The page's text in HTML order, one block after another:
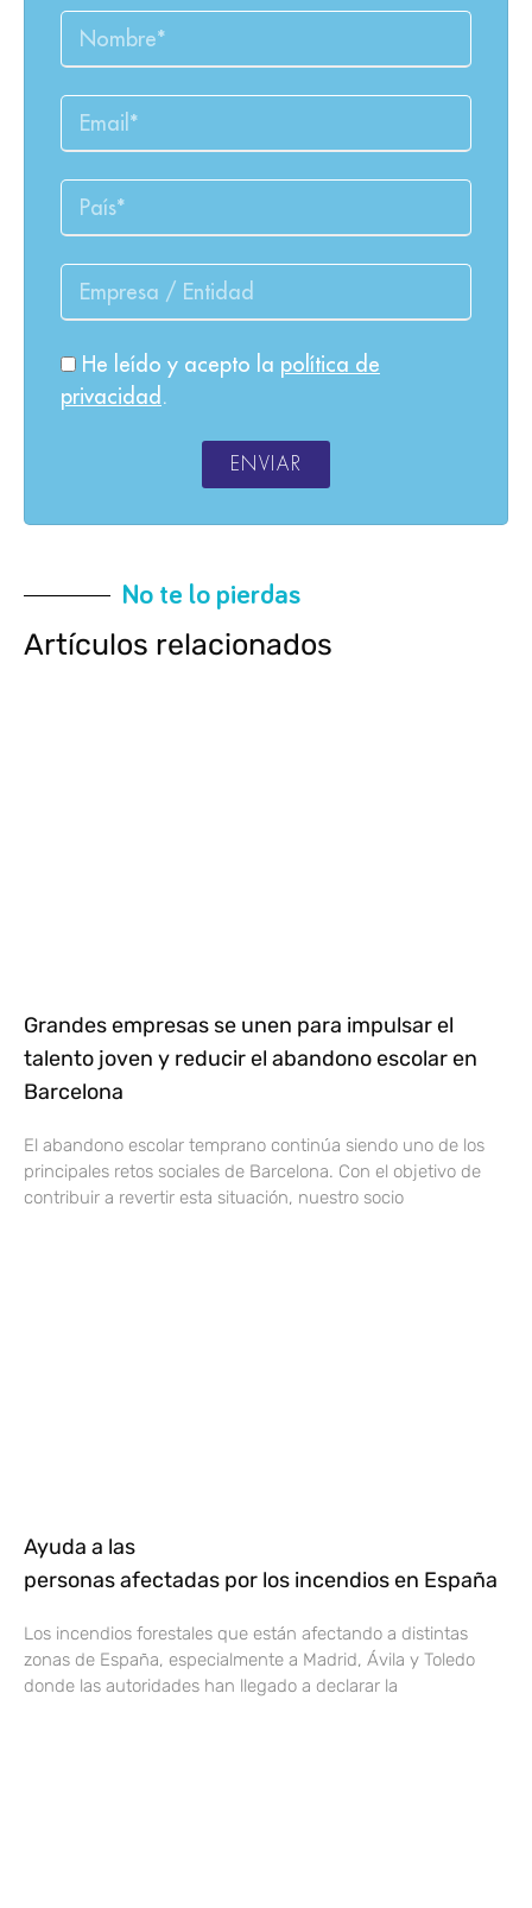
He leído y acepto la política de
privacidad .
ENVIAR
No te lo pierdas
Artículos relacionados
Grandes empresas se unen para impulsar el
talento joven y reducir el abandono escolar en
Barcelona
El abandono escolar temprano continúa siendo uno de los
principales retos sociales de Barcelona. Con el objetivo de
contribuir a revertir esta situación, nuestro socio
Ayuda a las
personas afectadas por los incendios en España
Los incendios forestales que están afectando a distintas
zonas de España, especialmente a Madrid, Ávila y Toledo
donde las autoridades han llegado a declarar la